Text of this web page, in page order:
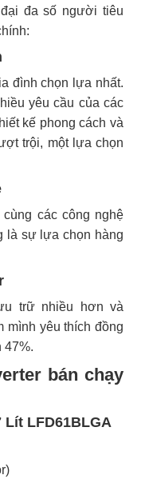
đa số người tiêu
đình chọn lựa nhất.
yêu cầu của các
kế phong cách và
trội, một lựa chọn
các công nghệ
là sự lựa chọn hàng
trữ nhiều hơn và
mình yêu thích đồng
47%.
bán chạy
Lít LFD61BLGA